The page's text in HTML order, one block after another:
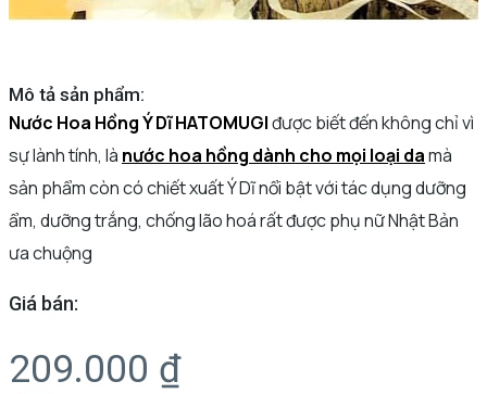
Mô tả sản phẩm:
Nước Hoa Hồng Ý Dĩ HATOMUGIđược biết đến không chỉ vì
sự lành tính, là nước hoa hồng dành cho mọi loại damà
sản phẩm còn có chiết xuất Ý Dĩ nổi bật với tác dụng dưỡng
ẩm, dưỡng trắng, chống lão hoá rất được phụ nữ Nhật Bản
ưa chuộng
Giá bán:
209.000 ₫